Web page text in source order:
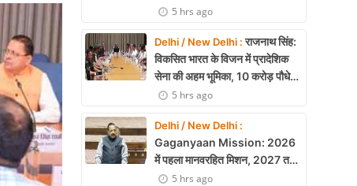
5 hrs ago
Delhi / New Delhi :राजनाथ सिंह:
विकसित भारत के विजन में प्रादेशिक
सेना की अहम भूमिका, 10 करोड़ पौधे
लगाने का रिकॉर्ड
5 hrs ago
Delhi / New Delhi :
Gaganyaan Mission: 2026
में पहला मानवरहित मिशन, 2027 तक
अंतरिक्ष में जाएगा पहला भारतीय दल
5 hrs ago